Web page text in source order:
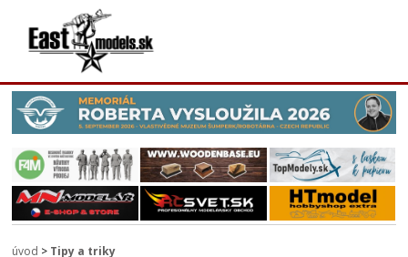
úvod > Tipy a triky